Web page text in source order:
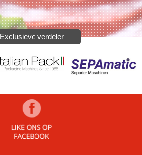
Exclusieve verdeler